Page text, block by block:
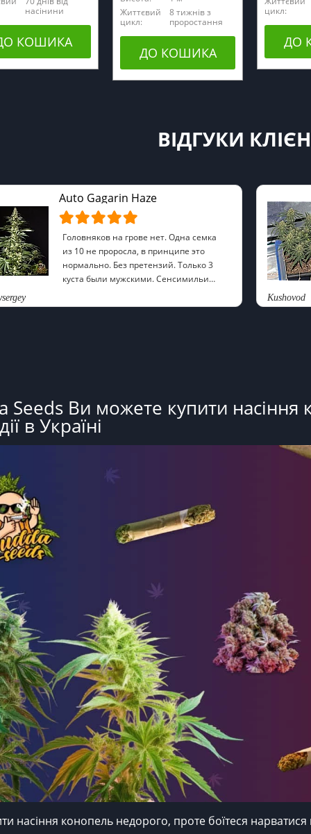
насінини
КОШИКА
Життєвий
цикл:
8 тижнів з
проростання
ДО КОШИКА
цикл:
ДО
ВІДГУКИ
Auto Gagarin Haze
Головняков на грове нет. Одна семка
из 10 не проросла, в принципе это
нормально. Без претензий. Только 3
куста были мужскими. Сенсимильи
сативный. +6
Kushovod
Seeds Ви можете купити насіння
в Україні
насіння конопель недорого, проте боїтеся